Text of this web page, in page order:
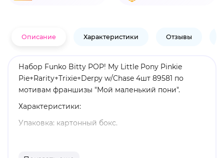
Описание Характеристики Отзывы
Набор Funko Bitty POP! My Little Pony Pinkie
Pie+Rarity+Trixie+Derpy w/Chase 4шт 89581 по
мотивам франшизы "Мой маленький пони".
Характеристики:
Упаковка: картонный бокс.